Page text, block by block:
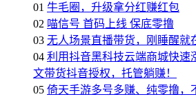
01 牛毛圈，升级拿分红赚红包
02 喵信号 首码上线 保底零撸
03 无人场景直播带货，刚睡醒就
04 利用抖音黑科技云端商城快速
文带货抖音授权，托管躺赚！
05 倚天手游多号多赚、纯零撸，